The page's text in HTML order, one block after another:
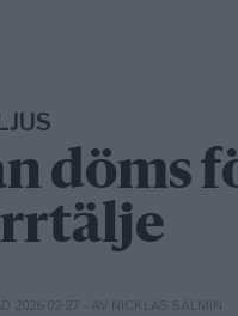
döms
2026-02-27 – AV NICKLAS SALMIN